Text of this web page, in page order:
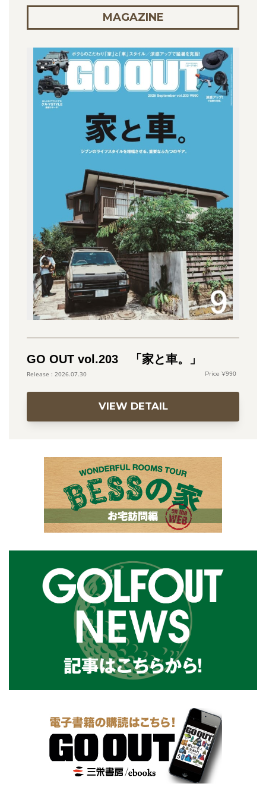
MAGAZINE
GO OUT vol.203 「家と車。」
2026.07.30 990
VIEW DETAIL